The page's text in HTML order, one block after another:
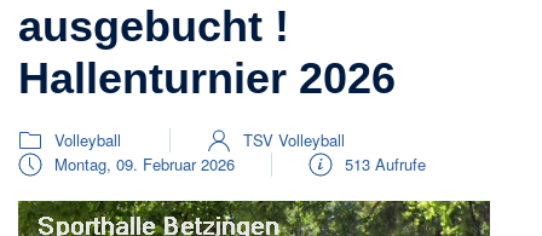
ausgebucht !
Hallenturnier 2026
Volleyball
TSV Volleyball
Montag, 09. Februar 2026
513 Aufrufe